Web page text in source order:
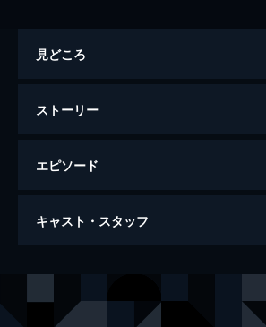
見どころ
ストーリー
エピソード
レナードの朝
キャスト・スタッフ